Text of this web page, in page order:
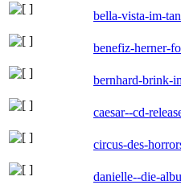
bella-vista-im-
benefiz-herner-
bernhard-brink-
caesar--cd-
circus-des-
danielle--die-